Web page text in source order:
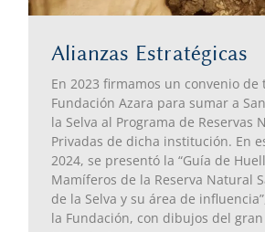
Alianzas Estratégicas
En 2023 firmamos un convenio de
Fundación Azara para sumar a
la Selva al Programa de Reservas
Privadas de dicha institución. En
2024, se presentó la “Guía de
Mamíferos de la Reserva Natural
de la Selva y su área de
la Fundación, con dibujos del